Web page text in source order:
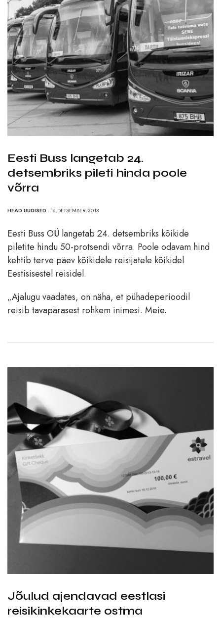
Eesti Buss langetab 24.
detsembriks pileti hinda poole
võrra
HEAD UUDISED - 16.DETSEMBER 2013
Eesti Buss OÜ langetab 24. detsembriks kõikide
piletite hindu 50-protsendi võrra. Poole odavam hind
kehtib terve päev kõikidele reisijatele kõikidel
Eestisisestel reisidel.
„Ajalugu vaadates, on näha, et pühadeperioodil
reisib tavapärasest rohkem inimesi. Meie.
Jõulud ajendavad eestlasi
reisikinkekaarte ostma